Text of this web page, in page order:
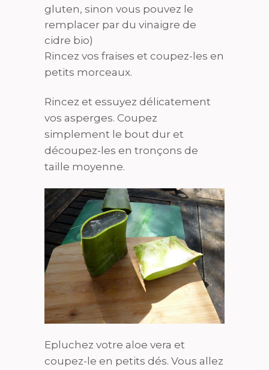
gluten, sinon vous pouvez le
remplacer par du vinaigre de
cidre bio)
Rincez vos fraises et coupez-les en
petits morceaux.
Rincez et essuyez délicatement
vos asperges. Coupez
simplement le bout dur et
découpez-les en tronçons de
taille moyenne.
Epluchez votre aloe vera et
coupez-le en petits dés. Vous allez